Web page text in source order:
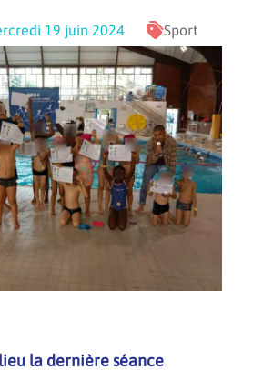
19 juin 2024 Sport
la dernière séance